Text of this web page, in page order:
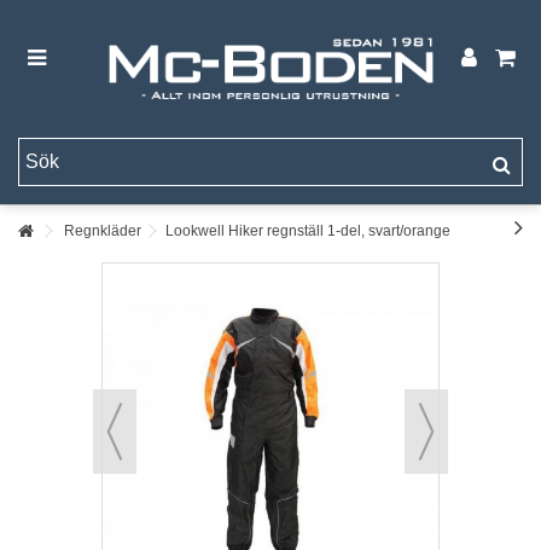
Regnkläder Lookwell Hiker regnställ 1-del, svart/orange